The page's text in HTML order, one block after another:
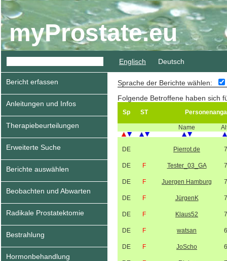
myProstate.eu
Englisch Deutsch
Bericht erfassen
Anleitungen und Infos
Therapiebeurteilungen
Erweiterte Suche
Berichte auswählen
Beobachten und Abwarten
Radikale Prostatektomie
Bestrahlung
Hormonbehandlung
Sprache der Berichte wählen:
Folgende Betroffene haben sich
Sp ST
Name
DE Pierrot.de
DE F Tester_03_GA
DE F Juergen Hamburg
DE F JürgenK
DE F Klaus52
DE F watsan
DE F JoScho